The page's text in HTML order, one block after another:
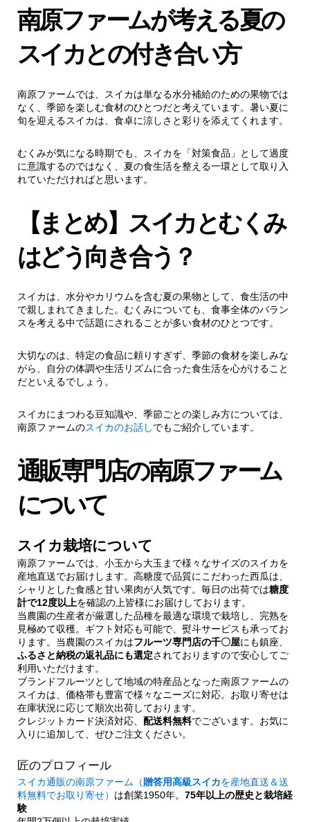
南原ファームが考える夏の
スイカとの付き合い方
南原ファームでは、スイカは単なる水分補給のための果物では
なく、季節を楽しむ食材のひとつだと考えています。暑い夏に
旬を迎えるスイカは、食卓に涼しさと彩りを添えてくれます。
むくみが気になる時期でも、スイカを「対策食品」として過度
に意識するのではなく、夏の食生活を整える一環として取り入
れていただければと思います。
【まとめ】スイカとむくみ
はどう向き合う？
スイカは、水分やカリウムを含む夏の果物として、食生活の中
で親しまれてきました。むくみについても、食事全体のバラン
スを考える中で話題にされることが多い食材のひとつです。
大切なのは、特定の食品に頼りすぎず、季節の食材を楽しみな
がら、自分の体調や生活リズムに合った食生活を心がけること
だといえるでしょう。
スイカにまつわる豆知識や、季節ごとの楽しみ方については、
南原ファームのスイカのお話しでもご紹介しています。
通販専門店の南原ファーム
について
スイカ栽培について
南原ファームでは、小玉から大玉まで様々なサイズのスイカを
産地直送でお届けします。高糖度で品質にこだわった西瓜は、
シャリとした食感と甘い果肉が人気です。毎日の出荷では糖度
計で12度以上を確認の上皆様にお届けしております。
当農園の生産者が厳選した品種を最適な環境で栽培し、完熟を
見極めて収穫。ギフト対応も可能で、熨斗サービスも承ってお
ります。当農園のスイカはフルーツ専門店の千〇屋にも鎮座、
ふるさと納税の返礼品にも選定されておりますので安心してご
利用いただけます。
ブランドフルーツとして地域の特産品となった南原ファームの
スイカは、価格帯も豊富で様々なニーズに対応。お取り寄せは
在庫状況に応じて順次出荷しております。
クレジットカード決済対応、 配送料無料でございます。お気に
入りに追加して、ぜひご注文ください。
匠のプロフィール
スイカ通販の南原ファーム（贈答用高級スイカを産地直送＆送
料無料でお取り寄せ） は創業1950年。 75年以上の歴史と栽培経
験